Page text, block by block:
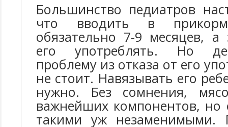
Большинство педиатров
что вводить в
обязательно 7-9 месяцев, а
его употреблять. Но
проблему из отказа от его
не стоит. Навязывать его
нужно. Без сомнения,
важнейших компонентов, но
такими уж незаменимыми.